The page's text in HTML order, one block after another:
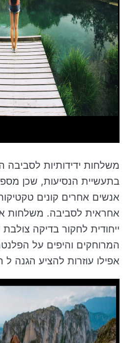
משלחות ידידותיות לסביבה
בתעשיית הנסיעות, שכן
אנשים אחרים קונים
אחראית לסביבה. משלחות
ייחודית לחקור בדיקה
המרוחקים והיפים על
אפילו עוזרות להציע הגנה